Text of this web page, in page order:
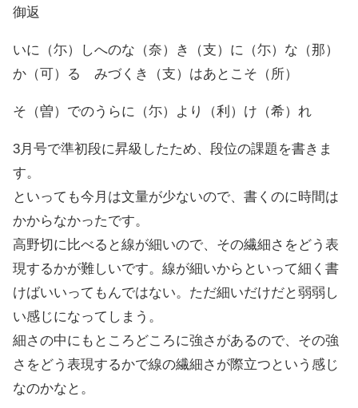
御返
いに（尓）しへのな（奈）き（支）に（尓）な（那）
か（可）るゞみづくき（支）はあとこそ（所）
そ（曽）でのうらに（尓）より（利）け（希）れ
3月号で準初段に昇級したため、段位の課題を書きま
す。
といっても今月は文量が少ないので、書くのに時間は
かからなかったです。
高野切に比べると線が細いので、その繊細さをどう表
現するかが難しいです。線が細いからといって細く書
けばいいってもんではない。ただ細いだけだと弱弱し
い感じになってしまう。
細さの中にもところどころに強さがあるので、その強
さをどう表現するかで線の繊細さが際立つという感じ
なのかなと。